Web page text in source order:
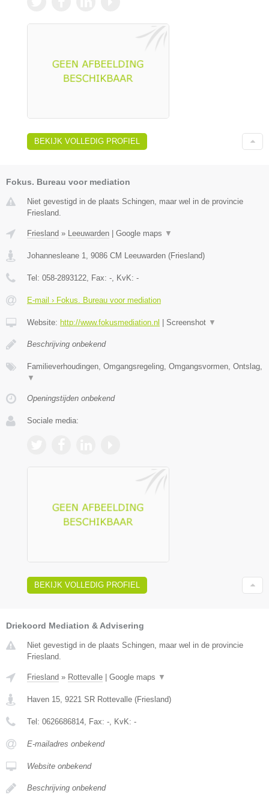
BEKIJK VOLLEDIG PROFIEL
Fokus. Bureau voor mediation
Niet gevestigd in de plaats Schingen, maar wel in de provincie
Friesland.
Friesland » Leeuwarden Google maps ▼
Johannesleane 1, 9086 CM Leeuwarden (Friesland)
Tel: 058-2893122, Fax: -, KvK: -
E-mail › Fokus. Bureau voor mediation
Website: http://www.fokusmediation.nl Screenshot ▼
Beschrijving onbekend
Familieverhoudingen, Omgangsregeling, Omgangsvormen, Ontslag,
▼
Openingstijden onbekend
Sociale media:
BEKIJK VOLLEDIG PROFIEL
Driekoord Mediation & Advisering
Niet gevestigd in de plaats Schingen, maar wel in de provincie
Friesland.
Friesland » Rottevalle Google maps ▼
Haven 15, 9221 SR Rottevalle (Friesland)
Tel: 0626686814, Fax: -, KvK: -
E-mailadres onbekend
Website onbekend
Beschrijving onbekend